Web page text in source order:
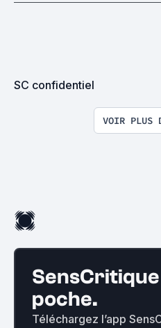
SC confidentiel
VOIR PLUS
poche.
Téléchargez l’app